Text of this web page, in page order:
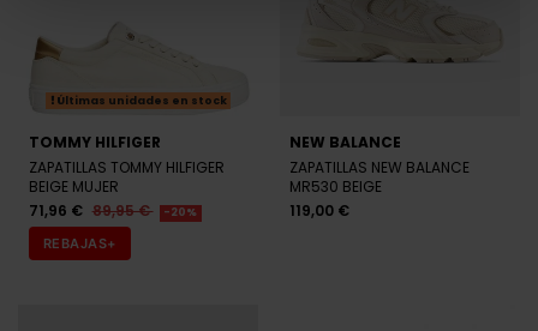
Últimas unidades en stock
TOMMY HILFIGER
ZAPATILLAS TOMMY HILFIGER
BEIGE MUJER
71,96 € 89,95 € -20%
REBAJAS+
NEW BALANCE
ZAPATILLAS NEW BALANCE
MR530 BEIGE
119,00 €